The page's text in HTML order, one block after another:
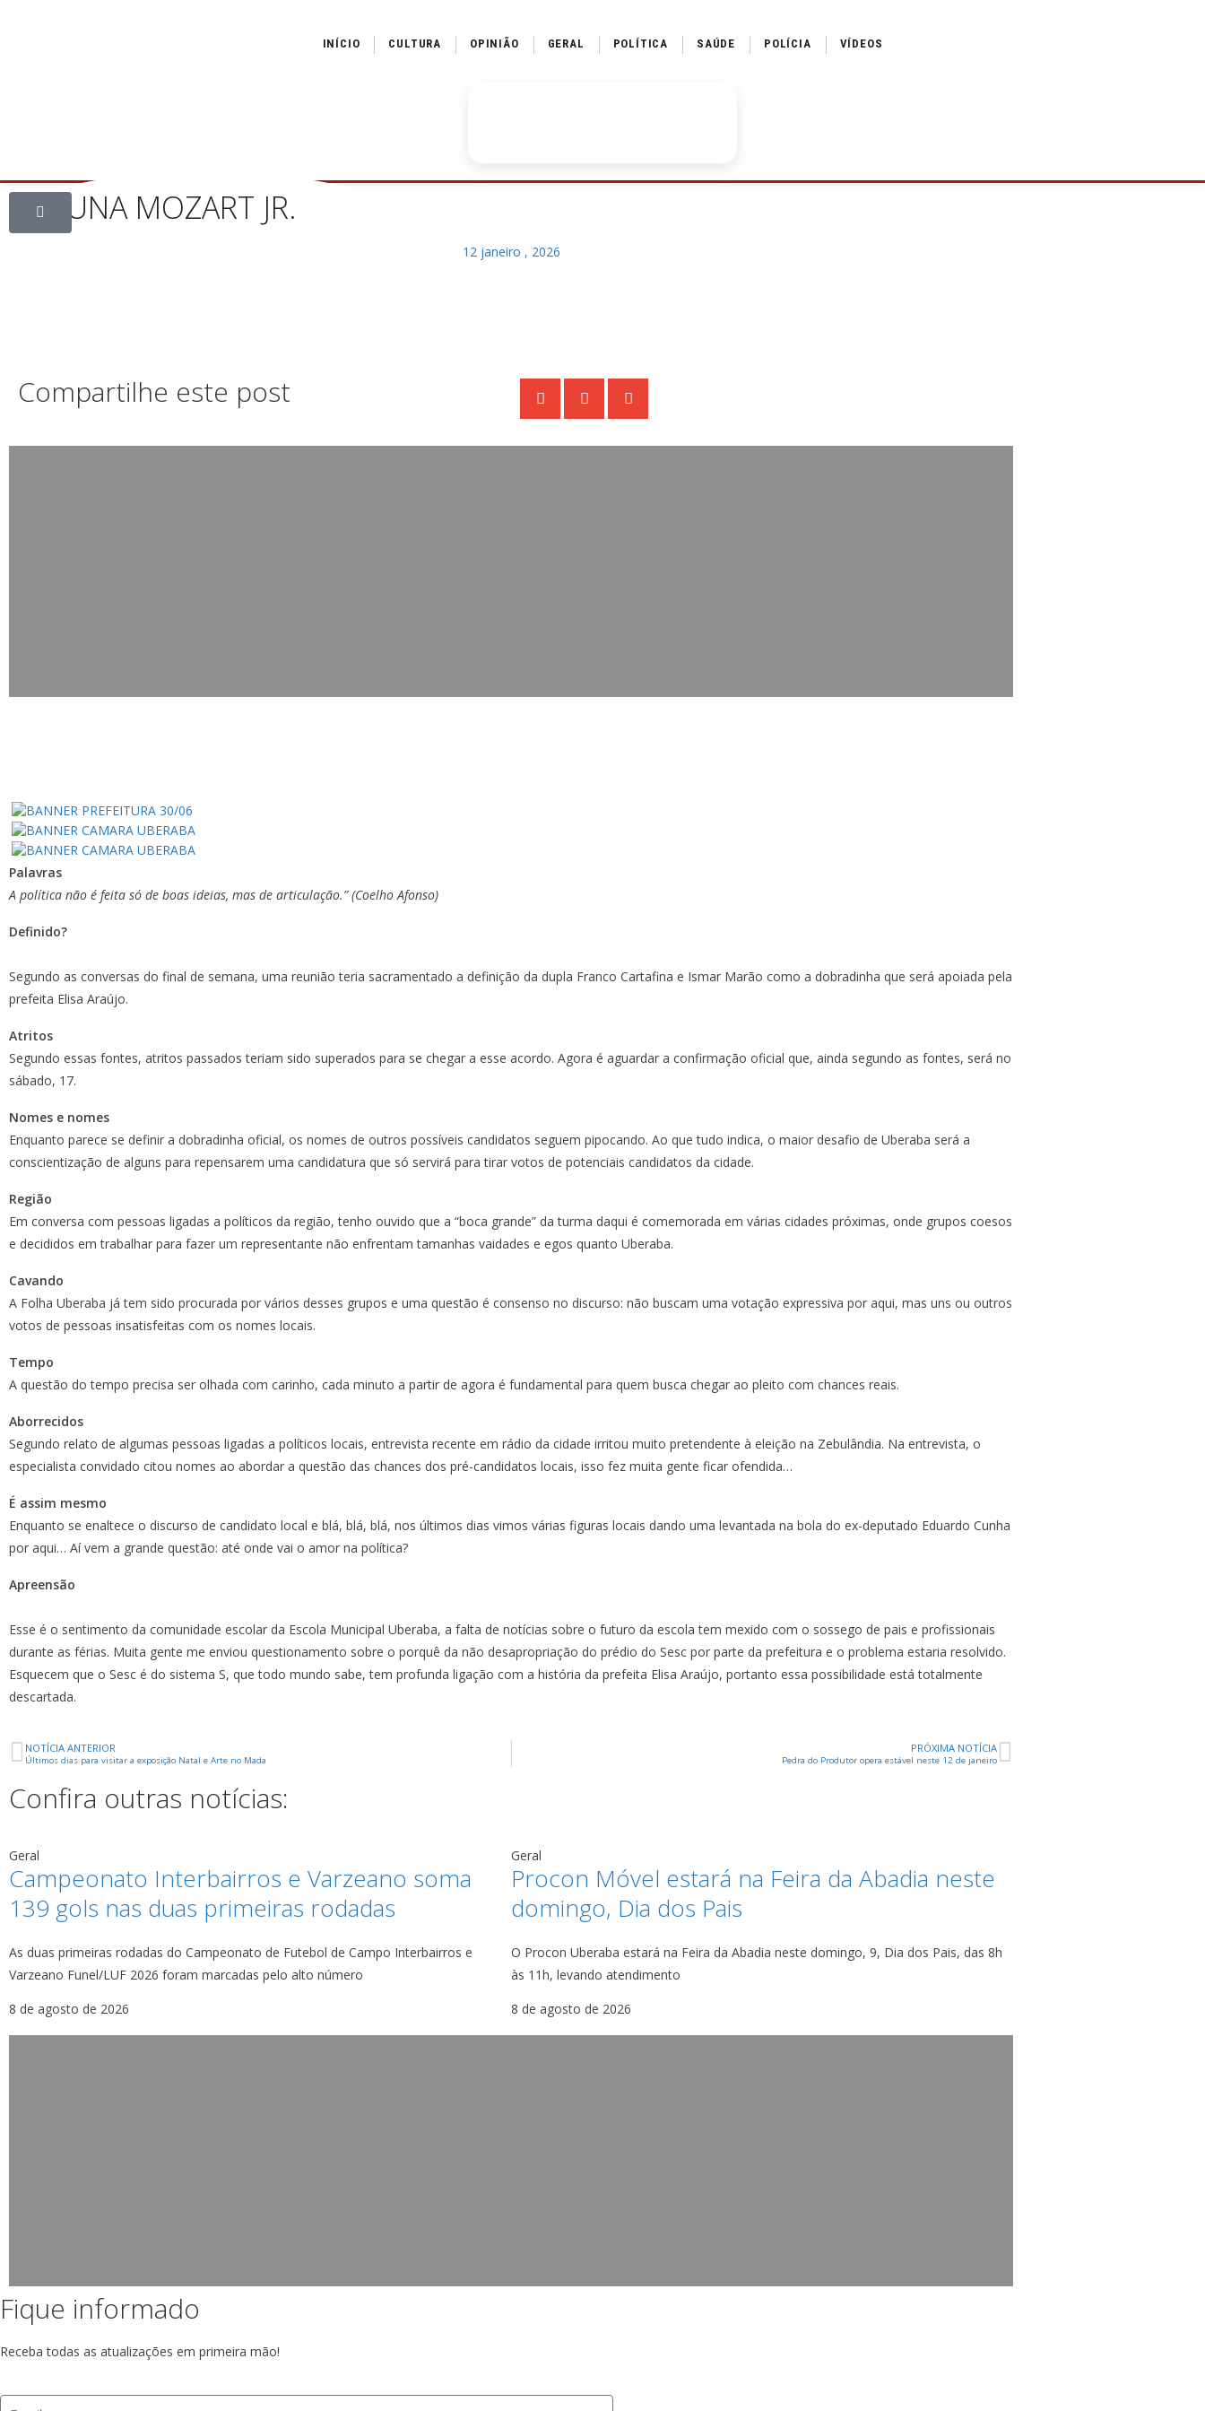
INÍCIO CULTURA OPINIÃO GERAL POLÍTICA SAÚDE POLÍCIA VÍDEOS
COLUNA MOZART JR.
12 janeiro , 2026
Compartilhe este post
Palavras
A política não é feita só de boas ideias, mas de articulação.” (Coelho Afonso)
Definido?
Segundo as conversas do final de semana, uma reunião teria sacramentado a definição da dupla Franco Cartafina e Ismar Marão como a dobradinha que será apoiada pela
prefeita Elisa Araújo.
Atritos
Segundo essas fontes, atritos passados teriam sido superados para se chegar a esse acordo. Agora é aguardar a confirmação oficial que, ainda segundo as fontes, será no
sábado, 17.
Nomes e nomes
Enquanto parece se definir a dobradinha oficial, os nomes de outros possíveis candidatos seguem pipocando. Ao que tudo indica, o maior desafio de Uberaba será a
conscientização de alguns para repensarem uma candidatura que só servirá para tirar votos de potenciais candidatos da cidade.
Região
Em conversa com pessoas ligadas a políticos da região, tenho ouvido que a “boca grande” da turma daqui é comemorada em várias cidades próximas, onde grupos coesos
e decididos em trabalhar para fazer um representante não enfrentam tamanhas vaidades e egos quanto Uberaba.
Cavando
A Folha Uberaba já tem sido procurada por vários desses grupos e uma questão é consenso no discurso: não buscam uma votação expressiva por aqui, mas uns ou outros
votos de pessoas insatisfeitas com os nomes locais.
Tempo
A questão do tempo precisa ser olhada com carinho, cada minuto a partir de agora é fundamental para quem busca chegar ao pleito com chances reais.
Aborrecidos
Segundo relato de algumas pessoas ligadas a políticos locais, entrevista recente em rádio da cidade irritou muito pretendente à eleição na Zebulândia. Na entrevista, o
especialista convidado citou nomes ao abordar a questão das chances dos pré-candidatos locais, isso fez muita gente ficar ofendida…
É assim mesmo
Enquanto se enaltece o discurso de candidato local e blá, blá, blá, nos últimos dias vimos várias figuras locais dando uma levantada na bola do ex-deputado Eduardo Cunha
por aqui… Aí vem a grande questão: até onde vai o amor na política?
Apreensão
Esse é o sentimento da comunidade escolar da Escola Municipal Uberaba, a falta de notícias sobre o futuro da escola tem mexido com o sossego de pais e profissionais
durante as férias. Muita gente me enviou questionamento sobre o porquê da não desapropriação do prédio do Sesc por parte da prefeitura e o problema estaria resolvido.
Esquecem que o Sesc é do sistema S, que todo mundo sabe, tem profunda ligação com a história da prefeita Elisa Araújo, portanto essa possibilidade está totalmente
descartada.
NOTÍCIA ANTERIOR
Últimos dias para visitar a exposição Natal e Arte no Mada
PRÓXIMA NOTÍCIA
Pedra do Produtor opera estável neste 12 de janeiro
Confira outras notícias:
Geral
Campeonato Interbairros e Varzeano soma
139 gols nas duas primeiras rodadas
As duas primeiras rodadas do Campeonato de Futebol de Campo Interbairros e
Varzeano Funel/LUF 2026 foram marcadas pelo alto número
8 de agosto de 2026
Geral
Procon Móvel estará na Feira da Abadia neste
domingo, Dia dos Pais
O Procon Uberaba estará na Feira da Abadia neste domingo, 9, Dia dos Pais, das 8h
às 11h, levando atendimento
8 de agosto de 2026
Fique informado
Receba todas as atualizações em primeira mão!